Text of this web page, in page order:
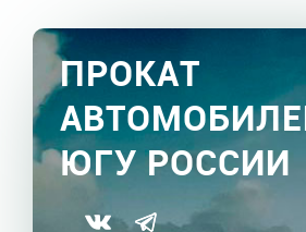
ПРОКАТ
ЮГУ РОССИИ